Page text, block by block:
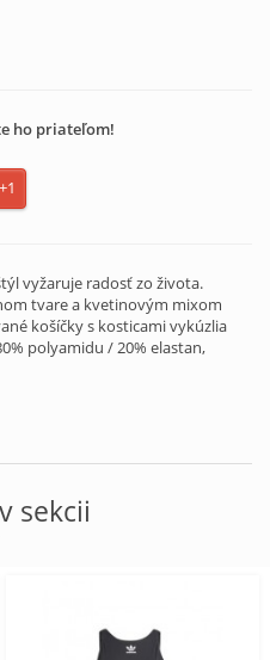
ho priateľom!
+1
vyžaruje radosť zo života.
tvare a kvetinovým mixom
košíčky s kosticami vykúzlia
polyamidu / 20% elastan,
sekcii